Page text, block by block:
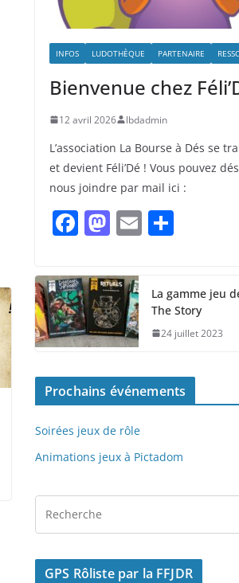
INFOS LUDOTHÈQUE PARTENAIRE
Bienvenue chez
12 avril 2026 lbdadmin
L’association La Bourse à Dés se
et devient Féli’Dé ! Vous pouvez
nous joindre par mail ici :
F
a
c
e
b
o
o
k
M
a
st
o
d
o
n
E
m
g
er
La gamme jeu
The Story
24 juillet 2023
Prochains événements
Soirées jeux de rôle
Animations jeux à Pictadom
GPS Rôliste par la FFJDR